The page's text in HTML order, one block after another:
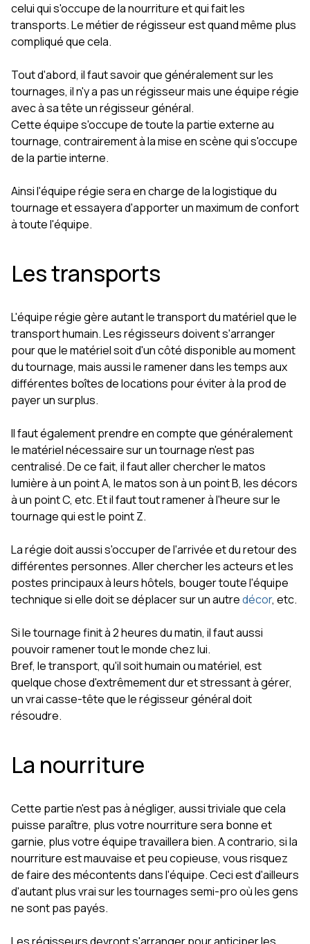
celui qui s'occupe de la nourriture et qui fait les
transports. Le métier de régisseur est quand même plus
compliqué que cela.
Tout d'abord, il faut savoir que généralement sur les
tournages, il n'y a pas un régisseur mais une équipe régie
avec à sa tête un régisseur général.
Cette équipe s'occupe de toute la partie externe au
tournage, contrairement à la mise en scène qui s'occupe
de la partie interne.
Ainsi l'équipe régie sera en charge de la logistique du
tournage et essayera d'apporter un maximum de confort
à toute l'équipe.
Les transports
L'équipe régie gère autant le transport du matériel que le
transport humain. Les régisseurs doivent s'arranger
pour que le matériel soit d'un côté disponible au moment
du tournage, mais aussi le ramener dans les temps aux
différentes boîtes de locations pour éviter à la prod de
payer un surplus.
Il faut également prendre en compte que généralement
le matériel nécessaire sur un tournage n'est pas
centralisé. De ce fait, il faut aller chercher le matos
lumière à un point A, le matos son à un point B, les décors
à un point C, etc. Et il faut tout ramener à l'heure sur le
tournage qui est le point Z.
La régie doit aussi s'occuper de l'arrivée et du retour des
différentes personnes. Aller chercher les acteurs et les
postes principaux à leurs hôtels, bouger toute l'équipe
technique si elle doit se déplacer sur un autredécor, etc.
Si le tournage finit à 2 heures du matin, il faut aussi
pouvoir ramener tout le monde chez lui.
Bref, le transport, qu'il soit humain ou matériel, est
quelque chose d'extrêmement dur et stressant à gérer,
un vrai casse-tête que le régisseur général doit
résoudre.
La nourriture
Cette partie n'est pas à négliger, aussi triviale que cela
puisse paraître, plus votre nourriture sera bonne et
garnie, plus votre équipe travaillera bien. A contrario, si la
nourriture est mauvaise et peu copieuse, vous risquez
de faire des mécontents dans l'équipe. Ceci est d'ailleurs
d'autant plus vrai sur les tournages semi-pro où les gens
ne sont pas payés.